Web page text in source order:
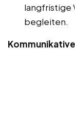
langfristige
begleiten.